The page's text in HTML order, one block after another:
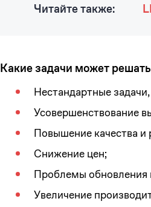
Читайте также:
Какие задачи может
Нестандартные
Усовершенствование
Повышение качества и
Снижение цен;
Проблемы обновления
Увеличение